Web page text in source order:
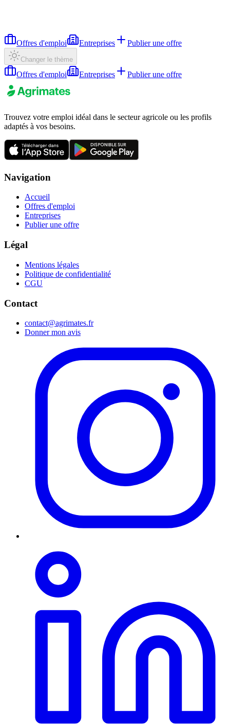
Offres d'emploi Entreprises Publier une offre
Changer le thème
Offres d'emploi Entreprises Publier une offre
Trouvez votre emploi idéal dans le secteur agricole ou les profils
adaptés à vos besoins.
Navigation
Accueil
Offres d'emploi
Entreprises
Publier une offre
Légal
Mentions légales
Politique de confidentialité
CGU
Contact
contact@agrimates.fr
Donner mon avis